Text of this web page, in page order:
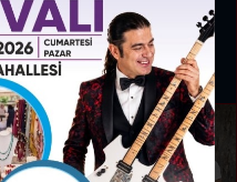
Denizli Büyükşehir’le
tarih ve sanat bir arada